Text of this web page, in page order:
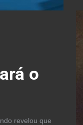
o
revelou que